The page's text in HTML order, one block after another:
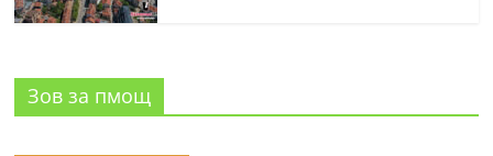
Зов за пмощ